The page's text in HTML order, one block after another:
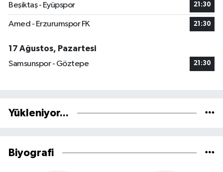
Beşiktaş - Eyüpspor 21:30
Amed - Erzurumspor FK 21:30
17 Ağustos, Pazartesi
Samsunspor - Göztepe
21:30
Yükleniyor...
Biyografi